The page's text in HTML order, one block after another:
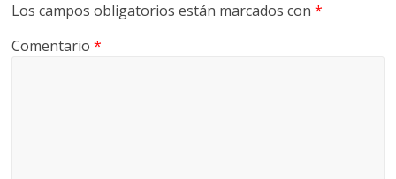
Los campos obligatorios están marcados con*
Comentario*